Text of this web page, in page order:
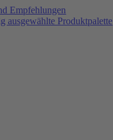
Empfehlungen
ausgewählte Produktpalette